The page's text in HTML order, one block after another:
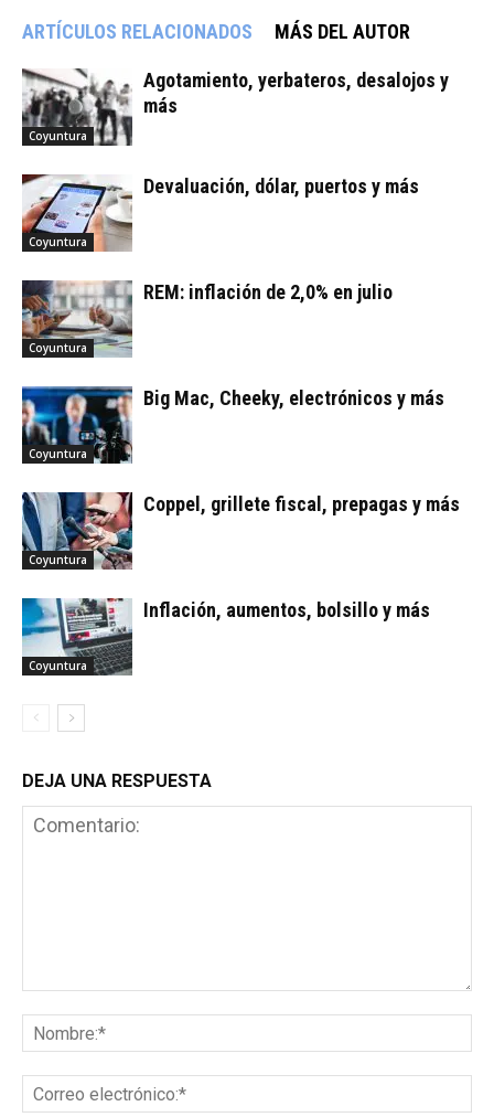
ARTÍCULOS RELACIONADOS MÁS DEL AUTOR
Coyuntura
Agotamiento, yerbateros, desalojos y
más
Coyuntura
Devaluación, dólar, puertos y más
Coyuntura
REM: inflación de 2,0% en julio
Coyuntura
Big Mac, Cheeky, electrónicos y más
Coyuntura
Coppel, grillete fiscal, prepagas y más
Coyuntura
Inflación, aumentos, bolsillo y más
DEJA UNA RESPUESTA